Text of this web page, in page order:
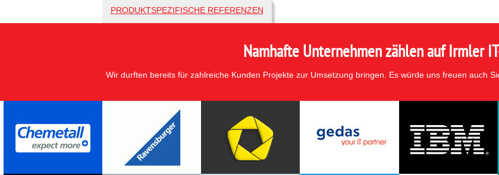
PRODUKTSPEZIFISCHE REFERENZEN
Namhafte Unternehmen zählen auf Irmler
Wir durften bereits für zahlreiche Kunden Projekte zur Umsetzung bringen. Es würde uns freuen auch